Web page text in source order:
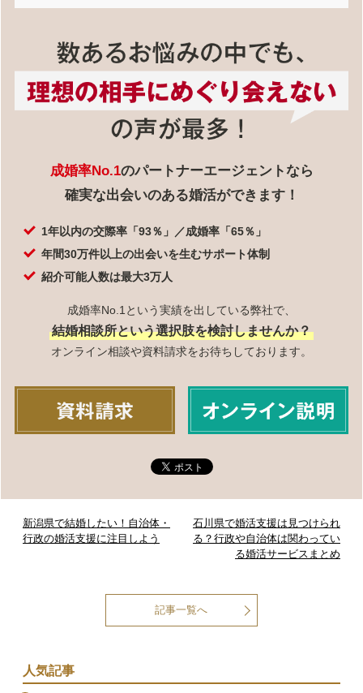
成婚率No.1のパートナーエージェントなら
確実な出会いのある婚活ができます！
1年以内の交際率「93％」／成婚率「65％」
年間30万件以上の出会いを生むサポート体制
紹介可能人数は最大3万人
成婚率No.1という実績を出している弊社で、
結婚相談所という選択肢を検討しませんか？
オンライン相談や資料請求をお待ちしております。
新潟県で結婚したい！自治体・
行政の婚活支援に注目しよう
石川県で婚活支援は見つけられ
る？行政や自治体は関わってい
る婚活サービスまとめ
記事一覧へ
人気記事